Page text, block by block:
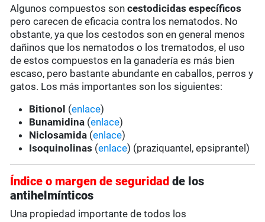
Algunos compuestos soncestodicidas específicos
pero carecen de eficacia contra los nematodos. No
obstante, ya que los cestodos son en general menos
dañinos que los nematodos o los trematodos, el uso
de estos compuestos en la ganadería es más bien
escaso, pero bastante abundante en caballos, perros y
gatos. Los más importantes son los siguientes:
Bitionol (enlace)
Bunamidina (enlace)
Niclosamida (enlace)
Isoquinolinas (enlace) (praziquantel, epsiprantel)
Índice o margen de seguridad de los
antihelmínticos
Una propiedad importante de todos los